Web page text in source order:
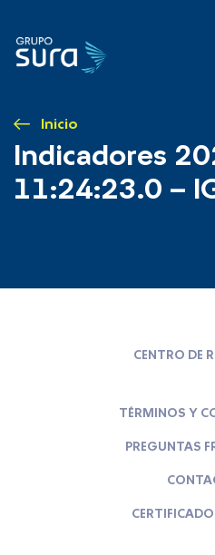
Inicio
Indicadores
11:24:23.0 –
CENTRO DE
TÉRMINOS Y
PREGUNTAS